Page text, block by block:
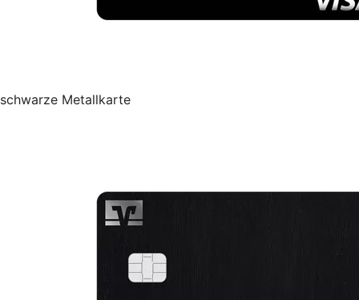
schwarze Metallkarte